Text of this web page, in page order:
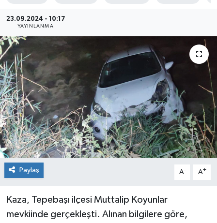
23.09.2024 - 10:17
YAYINLANMA
Paylaş A- A+
Kaza, Tepebaşı ilçesi Muttalip Koyunlar
mevkiinde gerçekleşti. Alınan bilgilere göre,
Siyaset
Spor